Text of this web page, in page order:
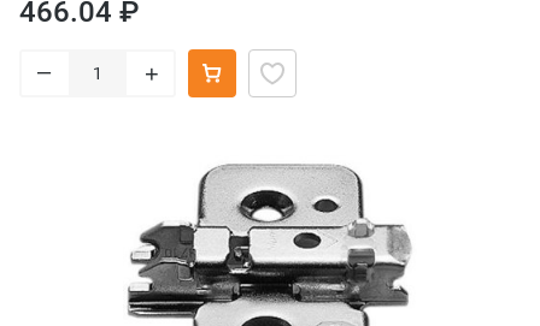
466.04 ₽
– +